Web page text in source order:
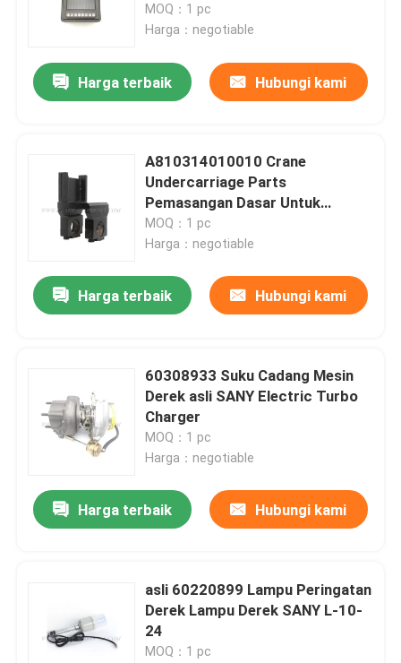
MOQ：1 pc
Harga：negotiable
Harga terbaik Hubungi kami
A810314010010 Crane
Undercarriage Parts
Pemasangan Dasar Untuk
HQC5420J.32.5A
MOQ：1 pc
Harga：negotiable
Harga terbaik Hubungi kami
60308933 Suku Cadang Mesin
Derek asli SANY Electric Turbo
Charger
MOQ：1 pc
Harga：negotiable
Harga terbaik Hubungi kami
asli 60220899 Lampu Peringatan
Derek Lampu Derek SANY L-10-
24
MOQ：1 pc